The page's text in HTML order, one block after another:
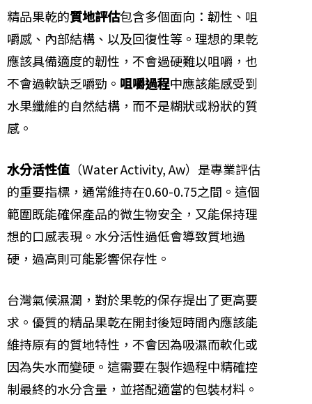
精品果乾的質地評估包含多個面向：韌性、咀
嚼感、內部結構、以及回復性等。理想的果乾
應該具備適度的韌性，不會過硬難以咀嚼，也
不會過軟缺乏嚼勁。 咀嚼過程中應該能感受到
水果纖維的自然結構，而不是糊狀或粉狀的質
感。
水分活性值 （Water Activity, Aw）是專業評估
的重要指標，通常維持在0.60-0.75之間。這個
範圍既能確保產品的微生物安全，又能保持理
想的口感表現。水分活性過低會導致質地過
硬，過高則可能影響保存性。
台灣氣候濕潤，對於果乾的保存提出了更高要
求。優質的精品果乾在開封後短時間內應該能
維持原有的質地特性，不會因為吸濕而軟化或
因為失水而變硬。這需要在製作過程中精確控
制最終的水分含量，並搭配適當的包裝材料。